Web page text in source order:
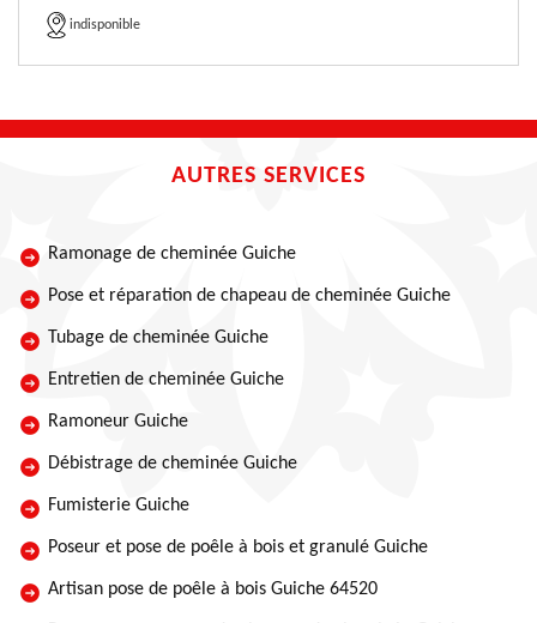
indisponible
AUTRES SERVICES
Ramonage de cheminée Guiche
Pose et réparation de chapeau de cheminée Guiche
Tubage de cheminée Guiche
Entretien de cheminée Guiche
Ramoneur Guiche
Débistrage de cheminée Guiche
Fumisterie Guiche
Poseur et pose de poêle à bois et granulé Guiche
Artisan pose de poêle à bois Guiche 64520